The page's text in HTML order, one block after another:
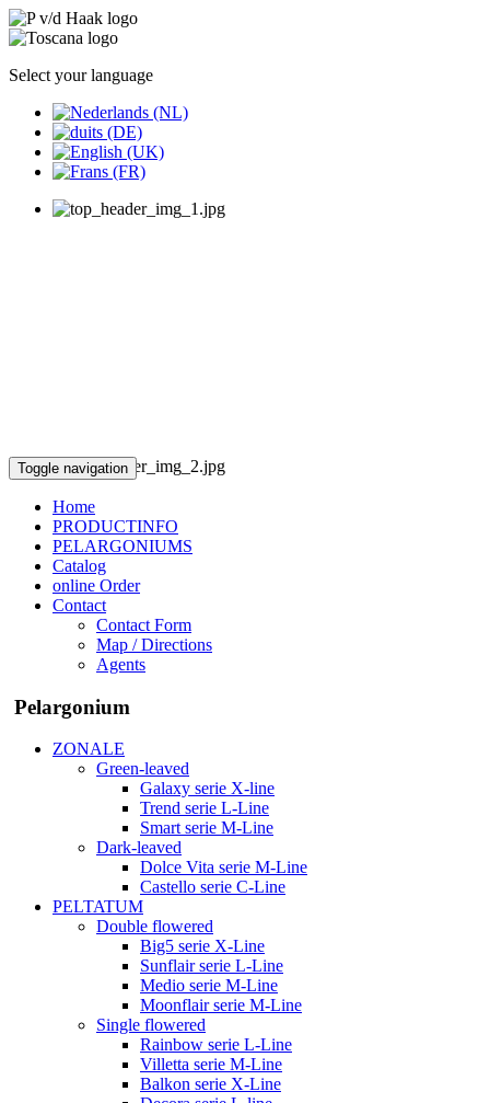
Select your language
Toggle navigation
Home
PRODUCTINFO
PELARGONIUMS
Catalog
online Order
Contact
Contact Form
Map / Directions
Agents
Pelargonium
ZONALE
Green-leaved
Galaxy serie X-line
Trend serie L-Line
Smart serie M-Line
Dark-leaved
Dolce Vita serie M-Line
Castello serie C-Line
PELTATUM
Double flowered
Big5 serie X-Line
Sunflair serie L-Line
Medio serie M-Line
Moonflair serie M-Line
Single flowered
Rainbow serie L-Line
Villetta serie M-Line
Balkon serie X-Line